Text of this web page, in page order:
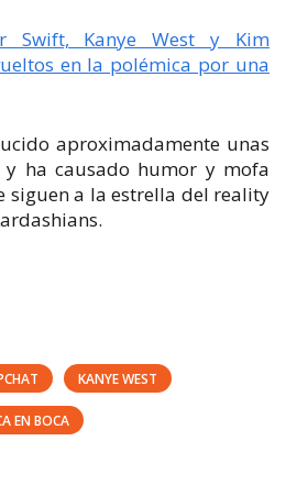
Swift, Kanye West y Kim
en la polémica por una
aproximadamente unas
y ha causado humor y mofa
siguen a la estrella del reality
.
KANYE WEST
EN BOCA